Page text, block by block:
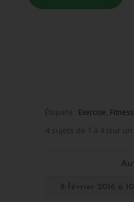
Étiqueté : Exercise, Fitness
4 sujets de 1 à 4 (sur